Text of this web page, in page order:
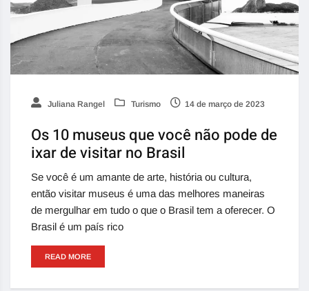
Juliana Rangel Turismo 14 de março de 2023
Os 10 museus que você não pode de
ixar de visitar no Brasil
Se você é um amante de arte, história ou cultura,
então visitar museus é uma das melhores maneiras
de mergulhar em tudo o que o Brasil tem a oferecer. O
Brasil é um país rico
READ MORE